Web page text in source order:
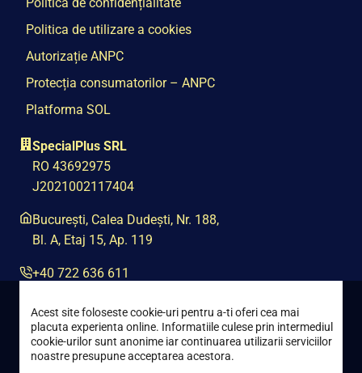
Politica de utilizare a cookies
Autorizație ANPC
Protecția consumatorilor – ANPC
Platforma SOL
SpecialPlus SRL
RO 43692975
J2021002117404
București, Calea Dudești, Nr. 188,
Bl. A, Etaj 15, Ap. 119
+40 722 636 611
contact@special-plus.ro
Acest site foloseste cookie-uri pentru a-ti oferi cea mai
placuta experienta online. Informatiile culese prin intermediul
cookie-urilor sunt anonime iar continuarea utilizarii serviciilor
noastre presupune acceptarea acestora.